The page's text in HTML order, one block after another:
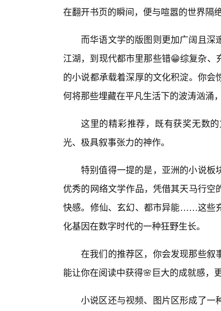
在翻开书页的瞬间，便与喧嚣的世界隔
而华语文学的版图则更加广阔且
江湖，到现代都市里那些错😁综复杂
的小说都承载着深厚的文化积淀。你
何将那些埋藏在平凡生活下的波涛汹涌
这里的精彩推荐，既有获奖无数
光、极具叙事张力的神作。
特别值得一提的是，亚洲的小说板
优秀的网络文学作品，凭借其天马行
快感。修仙、玄幻、都市异能……这些
化基因在数字时代的一种狂野生长。
在我们的推荐区，你会发现那些叙
能让你在阅读中获得🌸巨大的成就感，
小说区还与视频、图片区形成了一